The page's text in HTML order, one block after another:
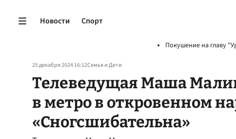
Новости Спорт
Покушение на главу
25 декабря 2024 16:12Семья и Дети
Телеведущая Маша
в метро в откровенном
«Сногсшибательна»